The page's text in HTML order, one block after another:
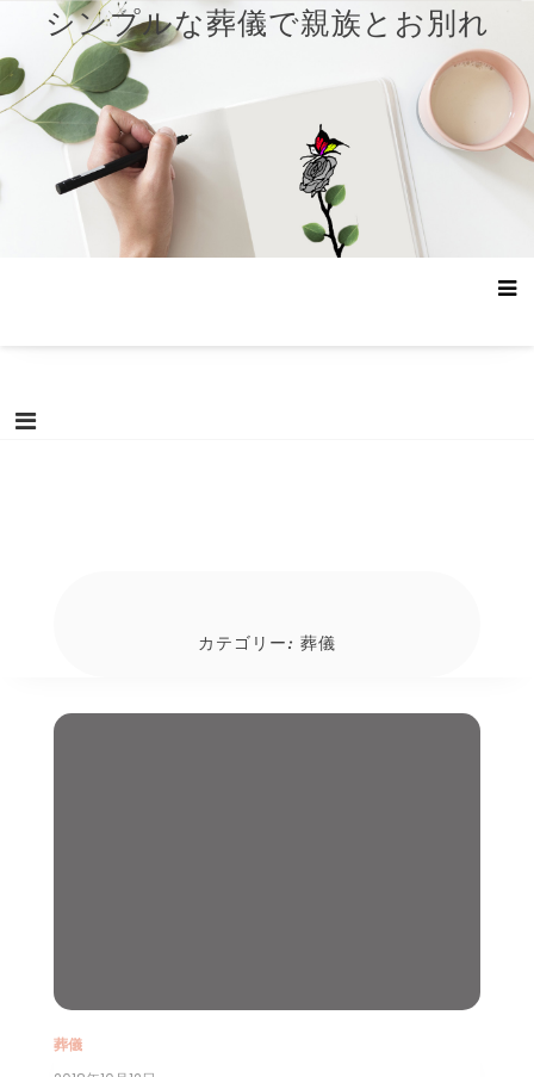
テ
ン
ツ
キ
シンプルな葬儀で親族とお別れ
カテゴリー: 葬儀
葬儀